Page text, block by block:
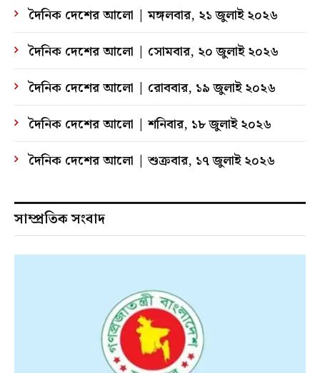
দৈনিক দেশের আলো | মঙ্গলবার, ২১ জুলাই ২০২৬
দৈনিক দেশের আলো | সোমবার, ২০ জুলাই ২০২৬
দৈনিক দেশের আলো | রোববার, ১৯ জুলাই ২০২৬
দৈনিক দেশের আলো | শনিবার, ১৮ জুলাই ২০২৬
দৈনিক দেশের আলো | শুক্রবার, ১৭ জুলাই ২০২৬
সাম্প্রতিক সংবাদ